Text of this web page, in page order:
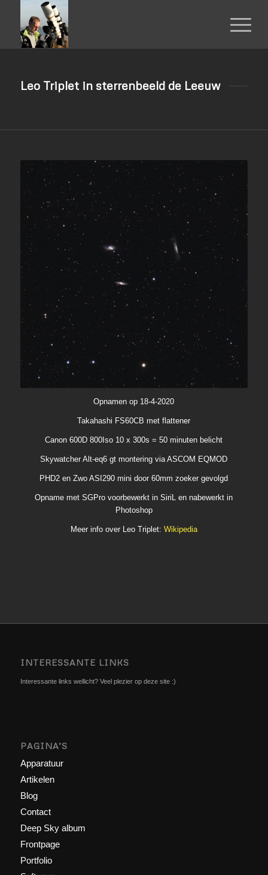
Leo Triplet in sterrenbeeld de Leeuw
Opnamen op 18-4-2020
Takahashi FS60CB met flattener
Canon 600D 800Iso 10 x 300s = 50 minuten belicht
Skywatcher Alt-eq6 gt montering via ASCOM EQMOD
PHD2 en Zwo ASI290 mini door 60mm zoeker gevolgd
Opname met SGPro voorbewerkt in SiriL en nabewerkt in
Photoshop
Meer info over Leo Triplet: Wikipedia
INTERESSANTE LINKS
Interessante links wellicht? Veel plezier op deze site :)
PAGINA’S
Apparatuur
Artikelen
Blog
Contact
Deep Sky album
Frontpage
Portfolio